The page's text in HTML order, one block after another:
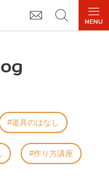
道具のはなし
作り方講座